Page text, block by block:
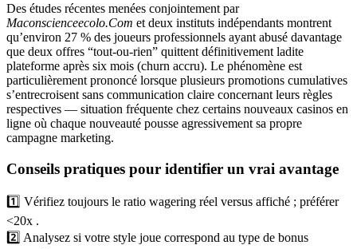
Des études récentes menées conjointement par
Maconscienceecolo.Com et deux instituts indépendants montrent
qu’environ 27 % des joueurs professionnels ayant abusé davantage
que deux offres “tout‐ou‐rien” quittent définitivement ladite
plateforme après six mois (churn accru). Le phénomène est
particulièrement prononcé lorsque plusieurs promotions cumulatives
s’entrecroisent sans communication claire concernant leurs règles
respectives ​—​ situation fréquente chez certains nouveaux casinos en
ligne où chaque nouveauté pousse agressivement sa propre
campagne marketing.​
Conseils pratiques pour identifier un vrai avantage
1️⃣ Vérifiez toujours le ratio wagering réel versus affiché ; préférer
<20x .
2️⃣ Analysez si votre style joue correspond au type de bonus